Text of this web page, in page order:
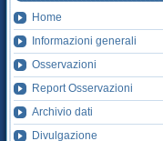
Home
Informazioni generali
Osservazioni
Report Osservazioni
Archivio dati
Divulgazione